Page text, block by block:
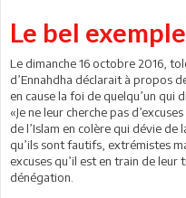
Le bel
Le dimanche 16 octobre 2016,
d’Ennahdha déclarait à propos
en cause la foi de quelqu’un qui
«Je ne leur cherche pas
de l’Islam en colère qui dévie de
qu’ils sont fautifs, extrémistes
excuses qu’il est en train de
dénégation.